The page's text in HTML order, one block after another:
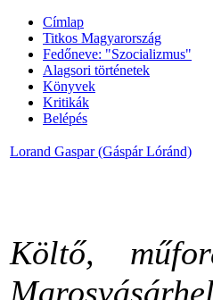
Címlap
Titkos Magyarország
Fedőneve: "Szocializmus"
Alagsori történetek
Könyvek
Kritikák
Belépés
Lorand Gaspar (Gáspár Lóránd)
Költő,